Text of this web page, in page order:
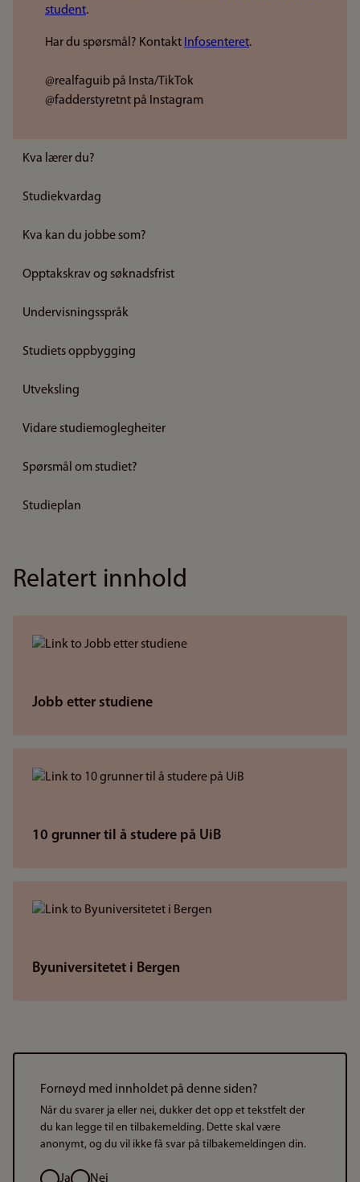
student.
Har du spørsmål? Kontakt Infosenteret.
@realfaguib på Insta/TikTok
@fadderstyretnt på Instagram
Kva lærer du?
Studiekvardag
Kva kan du jobbe som?
Opptakskrav og søknadsfrist
Undervisningsspråk
Studiets oppbygging
Utveksling
Vidare studiemoglegheiter
Spørsmål om studiet?
Studieplan
Relatert innhold
Jobb etter studiene
10 grunner til å studere på UiB
Byuniversitetet i Bergen
Fornøyd med innholdet på denne siden?
Når du svarer ja eller nei, dukker det opp et tekstfelt der
du kan legge til en tilbakemelding. Dette skal være
anonymt, og du vil ikke få svar på tilbakemeldingen din.
ValgJa Nei